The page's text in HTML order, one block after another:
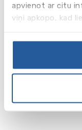
apvienot ar citu
viņi apkopo, kad